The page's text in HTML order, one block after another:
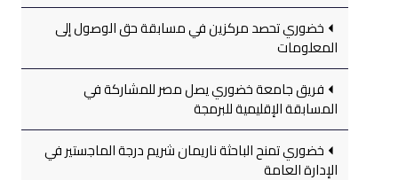
خضوري تحصد مركزين في مسابقة حق الوصول إلى
المعلومات
فريق جامعة خضوري يصل مصر للمشاركة في
المسابقة الإقليمية للبرمجة
خضوري تمنح الباحثة ناريمان شريم درجة الماجستير في
الإدارة العامة